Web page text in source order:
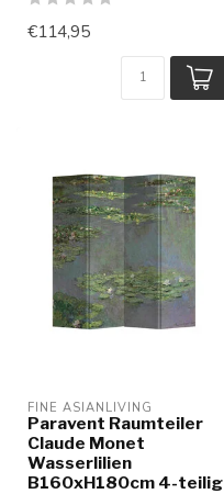
€114,95
FINE ASIANLIVING
Paravent Raumteiler
Claude Monet
Wasserlilien
B160xH180cm 4-teilig